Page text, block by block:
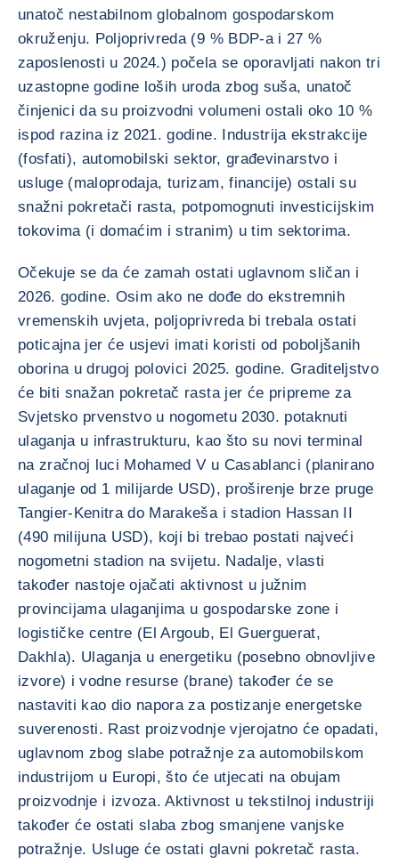
unatoč nestabilnom globalnom gospodarskom
okruženju. Poljoprivreda (9 % BDP-a i 27 %
zaposlenosti u 2024.) počela se oporavljati nakon tri
uzastopne godine loših uroda zbog suša, unatoč
činjenici da su proizvodni volumeni ostali oko 10 %
ispod razina iz 2021. godine. Industrija ekstrakcije
(fosfati), automobilski sektor, građevinarstvo i
usluge (maloprodaja, turizam, financije) ostali su
snažni pokretači rasta, potpomognuti investicijskim
tokovima (i domaćim i stranim) u tim sektorima.
Očekuje se da će zamah ostati uglavnom sličan i
2026. godine. Osim ako ne dođe do ekstremnih
vremenskih uvjeta, poljoprivreda bi trebala ostati
poticajna jer će usjevi imati koristi od poboljšanih
oborina u drugoj polovici 2025. godine. Graditeljstvo
će biti snažan pokretač rasta jer će pripreme za
Svjetsko prvenstvo u nogometu 2030. potaknuti
ulaganja u infrastrukturu, kao što su novi terminal
na zračnoj luci Mohamed V u Casablanci (planirano
ulaganje od 1 milijarde USD), proširenje brze pruge
Tangier-Kenitra do Marakeša i stadion Hassan II
(490 milijuna USD), koji bi trebao postati najveći
nogometni stadion na svijetu. Nadalje, vlasti
također nastoje ojačati aktivnost u južnim
provincijama ulaganjima u gospodarske zone i
logističke centre (El Argoub, El Guerguerat,
Dakhla). Ulaganja u energetiku (posebno obnovljive
izvore) i vodne resurse (brane) također će se
nastaviti kao dio napora za postizanje energetske
suverenosti. Rast proizvodnje vjerojatno će opadati,
uglavnom zbog slabe potražnje za automobilskom
industrijom u Europi, što će utjecati na obujam
proizvodnje i izvoza. Aktivnost u tekstilnoj industriji
također će ostati slaba zbog smanjene vanjske
potražnje. Usluge će ostati glavni pokretač rasta.